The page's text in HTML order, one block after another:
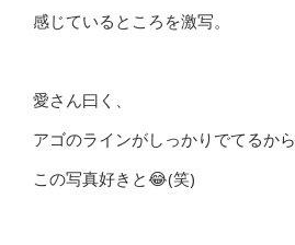
感じているところを激写。
愛さん曰く、
アゴのラインがしっかりでてるから
この写真好きと😂(笑)